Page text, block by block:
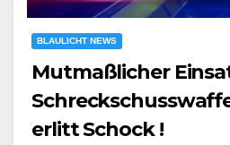
BLAULICHT NEWS
Mutmaßlicher
erlitt Schock !